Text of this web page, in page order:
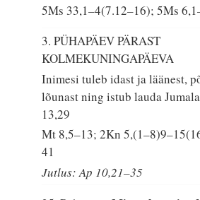
5Ms 33,1–4(7.12–16); 5Ms
3. PÜHAPÄEV PÄRAST
KOLMEKUNINGAPÄEVA
Inimesi tuleb idast ja läänest,
lõunast ning istub lauda
13,29
Mt 8,5–13; 2Kn
41
Jutlus: Ap 10,21–35